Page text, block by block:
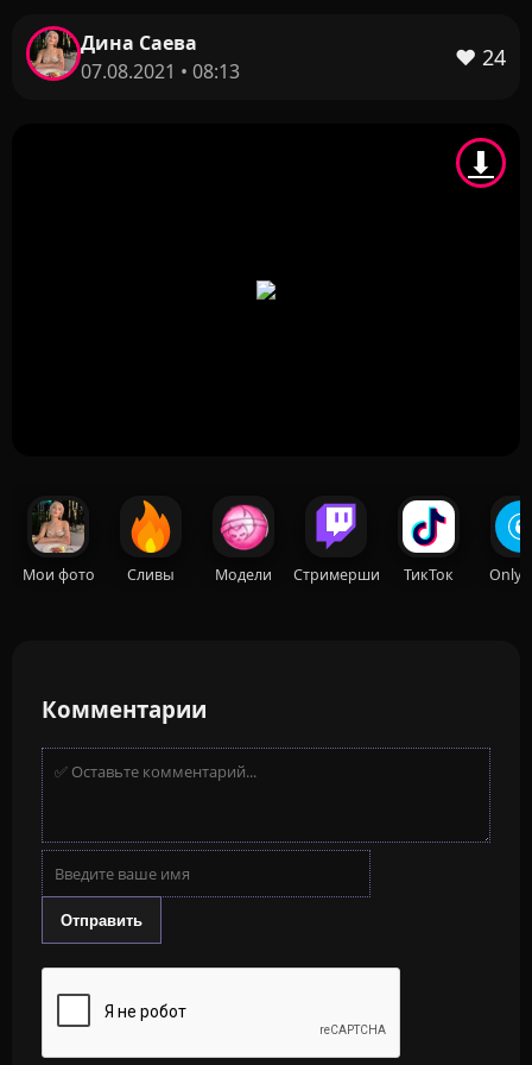
Дина Саева
07.08.2021 • 08:13
❤️ 24
⬇
Мои фото Сливы Модели Стримерши ТикТок
Комментарии